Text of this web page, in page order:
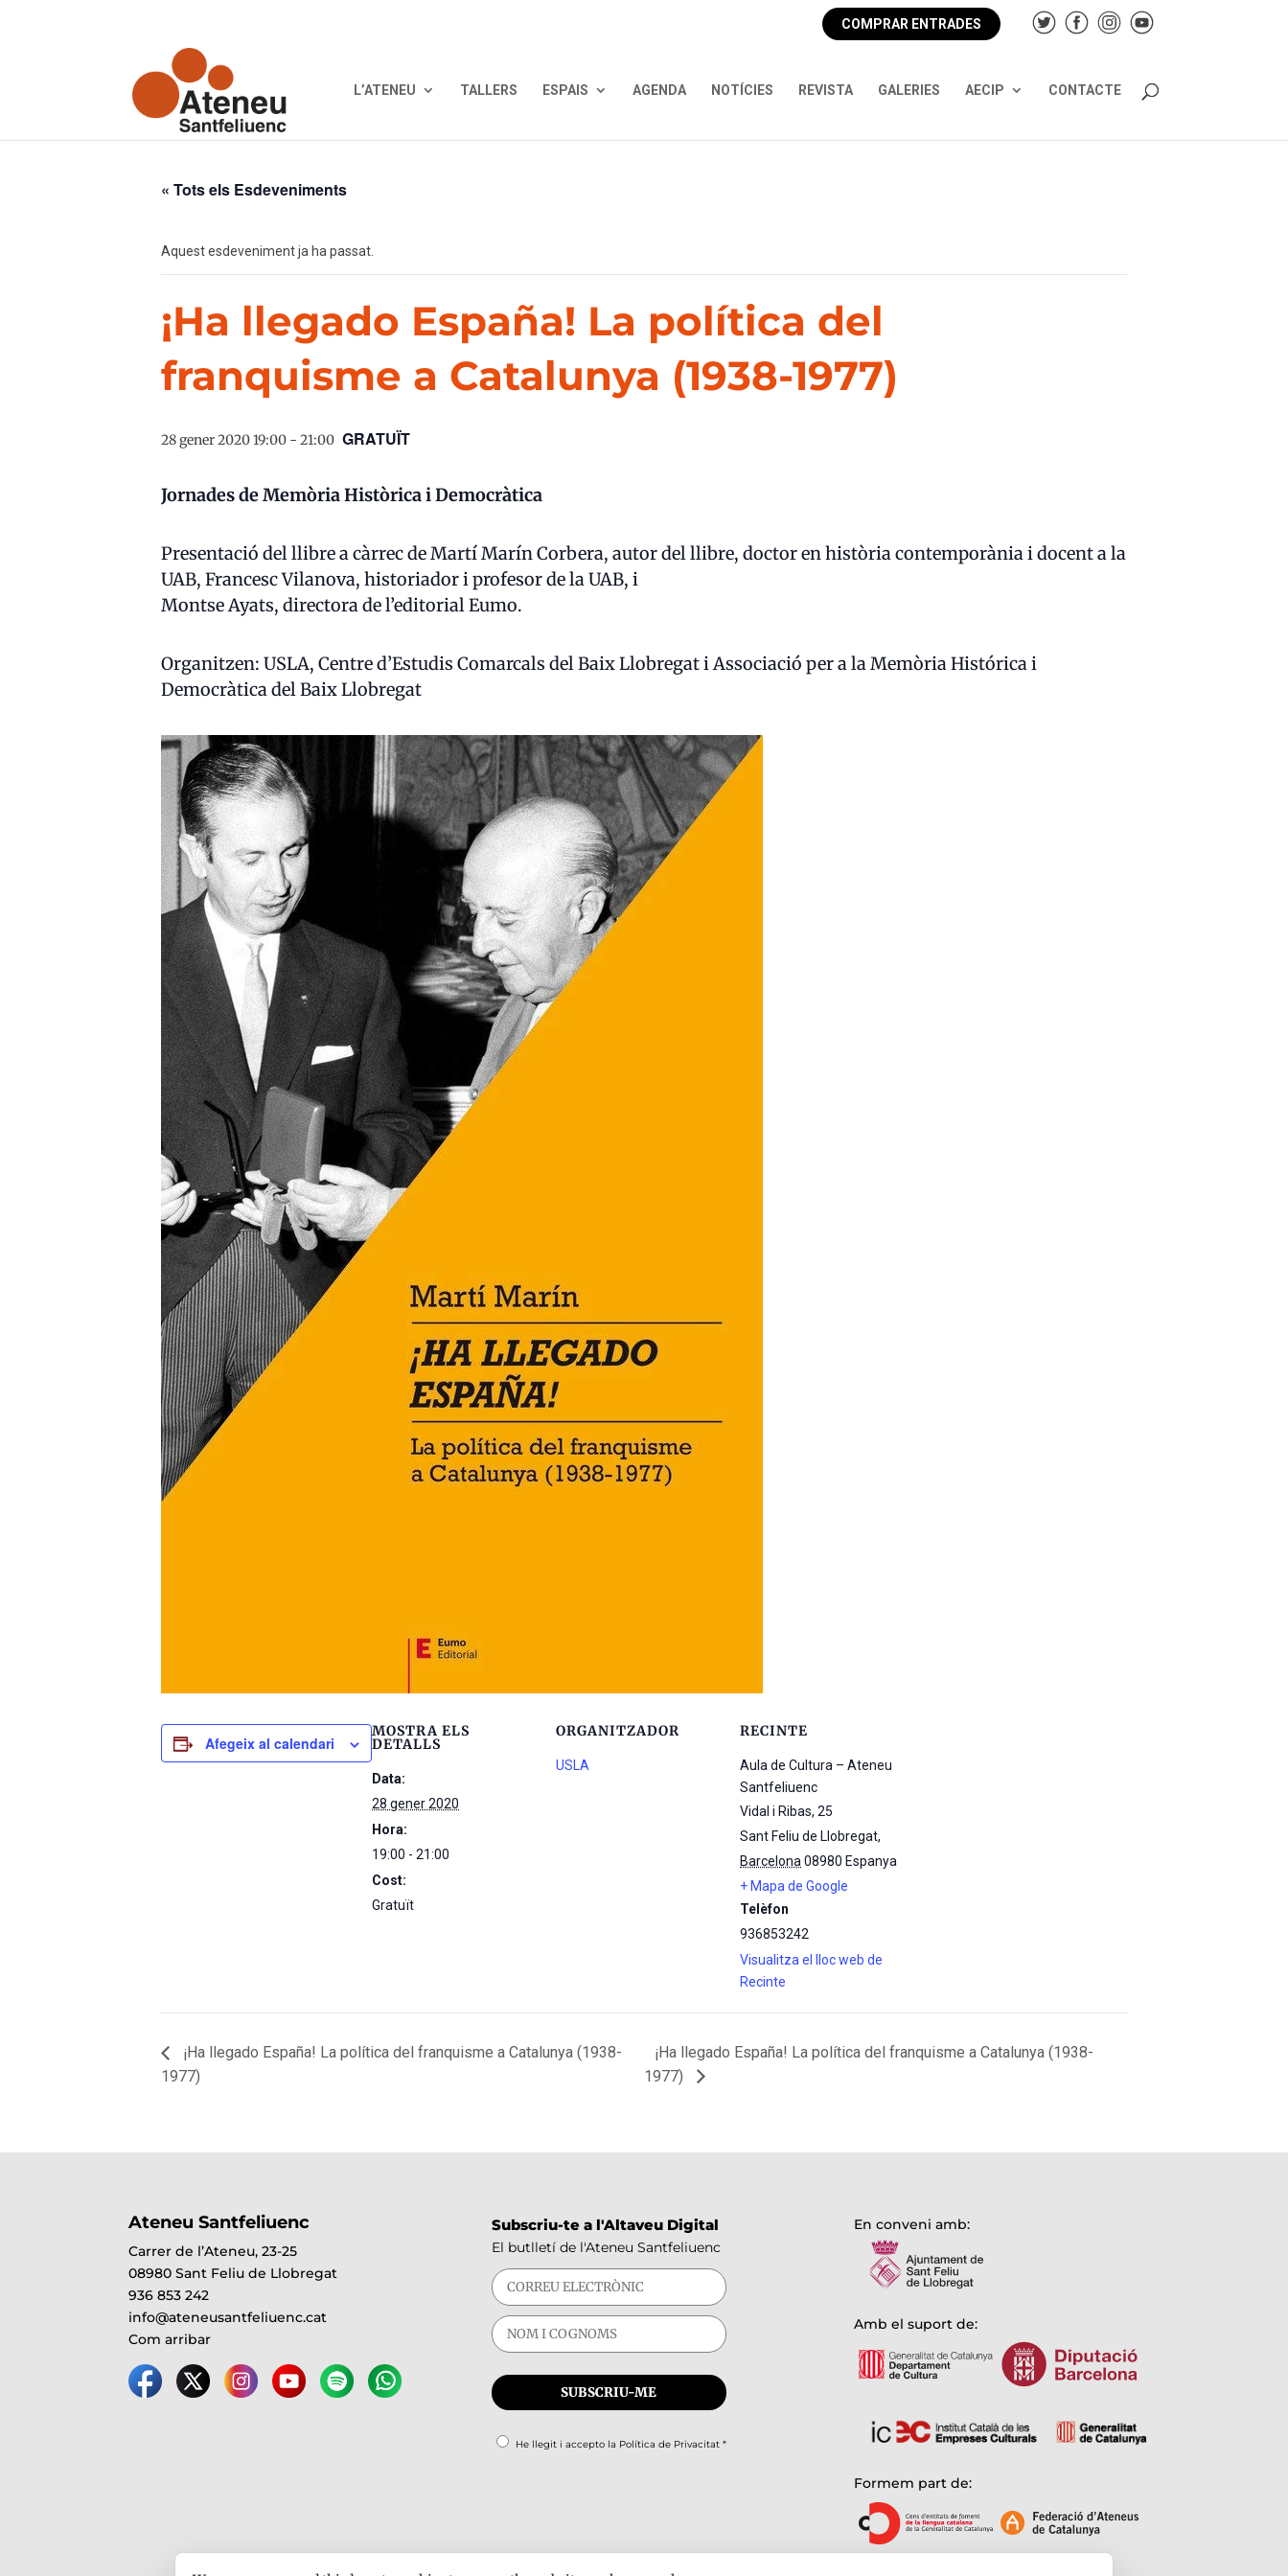
COMPRAR ENTRADES
L’ATENEU TALLERS ESPAIS AGENDA NOTÍCIES REVISTA GALERIES AECIP CONTACTE
« Tots els Esdeveniments
Aquest esdeveniment ja ha passat.
¡Ha llegado España! La política del
franquisme a Catalunya (1938-1977)
28 gener 2020 19:00 - 21:00 GRATUÏT
Jornades de Memòria Històrica i Democràtica
Presentació del llibre a càrrec de Martí Marín Corbera, autor del llibre, doctor en història contemporània i docent a la
UAB, Francesc Vilanova, historiador i profesor de la UAB, i
Montse Ayats, directora de l’editorial Eumo.
Organitzen: USLA, Centre d’Estudis Comarcals del Baix Llobregat i Associació per a la Memòria Histórica i
Democràtica del Baix Llobregat
Afegeix al calendari
MOSTRA ELS
DETALLS
Data:
28 gener 2020
Hora:
19:00 - 21:00
Cost:
Gratuït
ORGANITZADOR
USLA
RECINTE
Aula de Cultura – Ateneu
Santfeliuenc
Vidal i Ribas, 25
Sant Feliu de Llobregat,
Barcelona 08980 Espanya
+ Mapa de Google
Telèfon
936853242
Visualitza el lloc web de
Recinte
¡Ha llegado España! La política del franquisme a Catalunya (1938-
1977)
¡Ha llegado España! La política del franquisme a Catalunya (1938-
1977)
Ateneu Santfeliuenc
Carrer de l’Ateneu, 23-25
08980 Sant Feliu de Llobregat
936 853 242
info@ateneusantfeliuenc.cat
Com arribar
Subscriu-te a l'Altaveu Digital
El butlletí de l'Ateneu Santfeliuenc
He llegit i accepto la Política de Privacitat*
En conveni amb:
Amb el suport de:
Formem part de: